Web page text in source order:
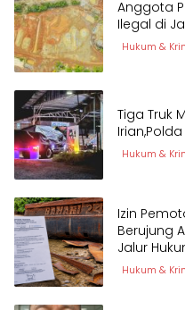
Anggota
Ilegal di
Hukum &
Tiga Truk
Hukum &
Izin
Berujung
Jalur
Hukum &